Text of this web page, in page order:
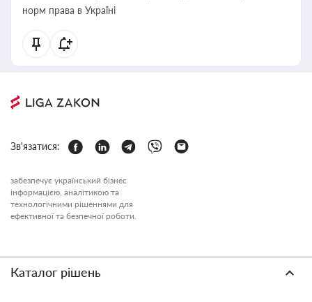
норм права в Україні
Зв'язатися:
забезпечує український бізнес
інформацією, аналітикою та
технологічними рішеннями для
ефективної та безпечної роботи.
Каталог рішень